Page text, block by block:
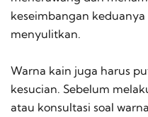
keseimbangan
menyulitkan.
Warna kain juga harus
kesucian. Sebelum
atau konsultasi soal